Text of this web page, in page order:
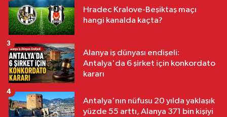
Hradec Kralove-Beşiktaş maçı
hangi kanalda kaçta?
Alanya iş dünyası endişeli:
Antalya'da 6 şirket için konkordato
kararı
3
Antalya'nın nüfusu 20 yılda yaklaşık
yüzde 55 arttı, Alanya 371 bin kişiyi
4